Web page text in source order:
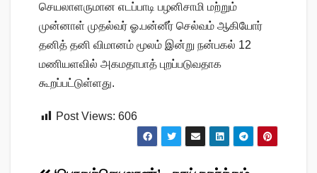
செயலாளருமான எடப்பாடி பழனிசாமி மற்றும்
முன்னாள் முதல்வர் ஓ.பன்னீர் செல்வம் ஆகியோர்
தனித் தனி விமானம் மூலம் இன்று நன்பகல் 12
மணியளவில் அகமதாபாத் புறப்படுவதாக
கூறப்பட்டுள்ளது.
Post Views: 606